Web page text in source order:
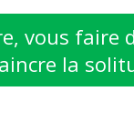
vous faire
la